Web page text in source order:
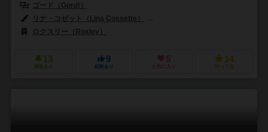
ゴード（Gord!）
リナ・コゼット（Lina Cossette）
ロクスリー（Roxley）
13
興味あり
9
経験あり
5
お気に入り
14
持ってる